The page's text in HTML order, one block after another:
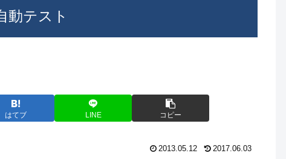
動テスト
はてブ LINE コピー
2013.05.12 2017.06.03